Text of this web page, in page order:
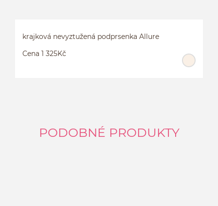
krajková nevyztužená podprsenka Allure
Cena 1 325Kč
PODOBNÉ PRODUKTY